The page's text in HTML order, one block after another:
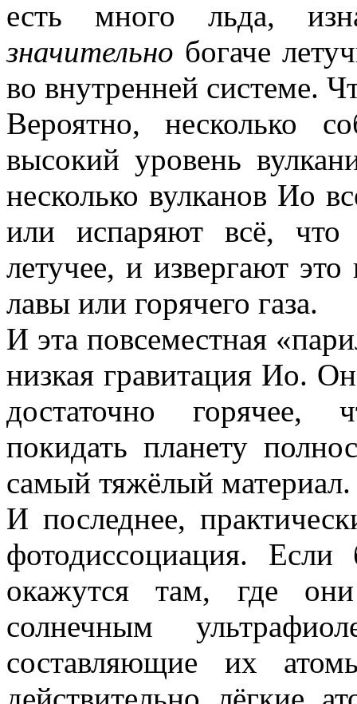
есть много льда,
значительно богаче
во внутренней системе.
Вероятно, несколько
высокий уровень
несколько вулканов Ио
или испаряют всё,
летучее, и извергают
лавы или горячего газа.
И эта повсеместная
низкая гравитация Ио.
достаточно горячее,
покидать планету
самый тяжёлый материал.
И последнее,
фотодиссоциация.
окажутся там, где они
солнечным
составляющие их